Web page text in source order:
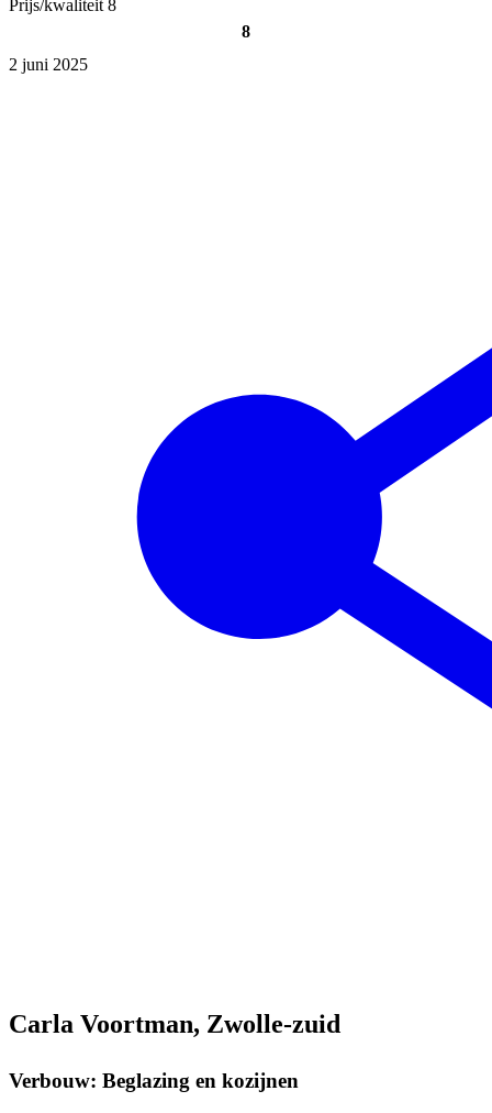
Prijs/kwaliteit 8
8
2 juni 2025
Carla Voortman, Zwolle-zuid
Verbouw: Beglazing en kozijnen